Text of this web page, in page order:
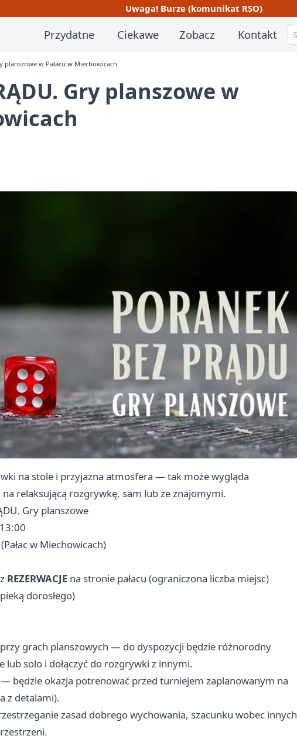
Uwaga! Burze (komunikat RSO)
Przydatne Ciekawe Zobacz Kontakt
planszowe w Pałacu w Miechowicach
Gry planszowe w
na stole i przyjazna atmosfera — tak może wygląda
relaksującą rozgrywkę, sam lub ze znajomymi.
Gry planszowe
w Miechowicach)
REZERWACJE na stronie pałacu (ograniczona liczba miejsc)
dorosłego)
grach planszowych — do dyspozycji będzie różnorodny
solo i dołączyć do rozgrywki z innymi.
będzie okazja potrenować przed turniejem zaplanowanym na
z detalami).
zasad dobrego wychowania, szacunku wobec innych